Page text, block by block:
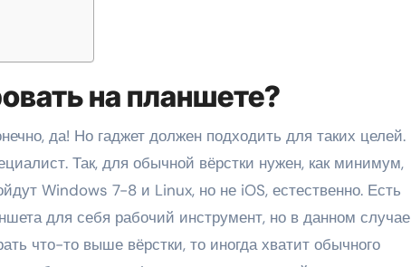
на планшете?
да! Но гаджет должен подходить для таких целей.
Так, для обычной вёрстки нужен, как минимум,
Windows 7-8 и Linux, но не iOS, естественно. Есть
для себя рабочий инструмент, но в данном случае
что-то выше вёрстки, то иногда хватит обычного